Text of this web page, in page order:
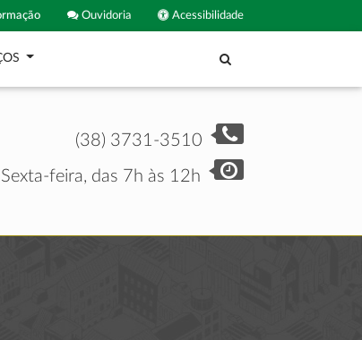
Acessibilidade
Ouvidoria
(38) 3731-3510
feira, das 7h às 12h